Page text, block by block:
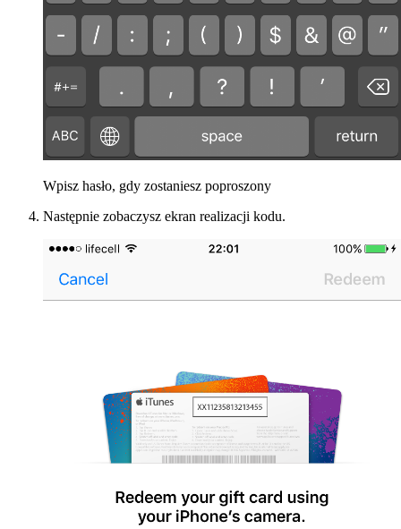
Wpisz hasło, gdy zostaniesz poproszony
Następnie zobaczysz ekran realizacji kodu.